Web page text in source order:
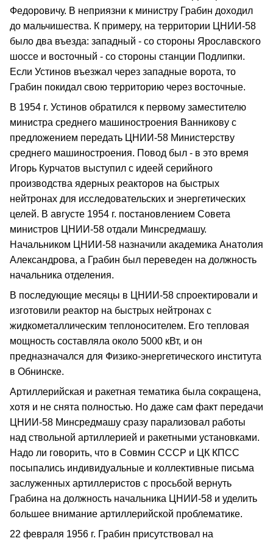
Федоровичу. В неприязни к министру Грабин доходил
до мальчишества. К примеру, на территории ЦНИИ-58
было два въезда: западный - со стороны Ярославского
шоссе и восточный - со стороны станции Подлипки.
Если Устинов въезжал через западные ворота, то
Грабин покидал свою территорию через восточные.
В 1954 г. Устинов обратился к первому заместителю
министра среднего машиностроения Ванникову с
предложением передать ЦНИИ-58 Министерству
среднего машиностроения. Повод был - в это время
Игорь Курчатов выступил с идеей серийного
производства ядерных реакторов на быстрых
нейтронах для исследовательских и энергетических
целей. В августе 1954 г. постановлением Совета
министров ЦНИИ-58 отдали Минсредмашу.
Начальником ЦНИИ-58 назначили академика Анатолия
Александрова, а Грабин был переведен на должность
начальника отделения.
В последующие месяцы в ЦНИИ-58 спроектировали и
изготовили реактор на быстрых нейтронах с
жидкометаллическим теплоносителем. Его тепловая
мощность составляла около 5000 кВт, и он
предназначался для Физико-энергетического института
в Обнинске.
Артиллерийская и ракетная тематика была сокращена,
хотя и не снята полностью. Но даже сам факт передачи
ЦНИИ-58 Минсредмашу сразу парализовал работы
над ствольной артиллерией и ракетными установками.
Надо ли говорить, что в Совмин СССР и ЦК КПСС
посыпались индивидуальные и коллективные письма
заслуженных артиллеристов с просьбой вернуть
Грабина на должность начальника ЦНИИ-58 и уделить
большее внимание артиллерийской проблематике.
22 февраля 1956 г. Грабин присутствовал на